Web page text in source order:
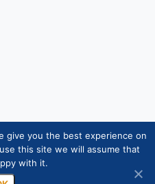
ry 2026 |
| Henkilötietojen
give you the best experience on
this site we will assume that
with it.